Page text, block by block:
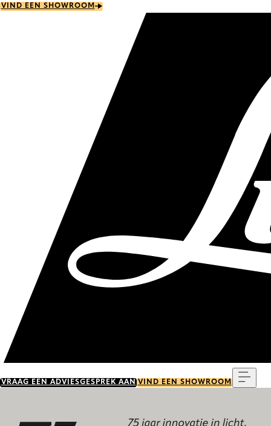
Skip
VIND EEN SHOWROOM
VRAAG EEN ADVIESGESPREK AAN VIND EEN SHOWROOM